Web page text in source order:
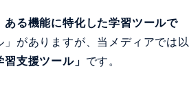
る機能に特化した学習ツールで
がありますが、当メディアでは以
習支援ツール」 です。